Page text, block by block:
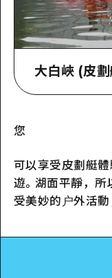
大白峽 (皮
您
可以享受皮劃艇
遊。湖面平靜，
受美妙的户外活動